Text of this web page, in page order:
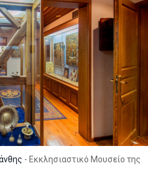
- Εκκλησιαστικό Μουσείο της